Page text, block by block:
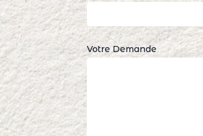
Votre Demande